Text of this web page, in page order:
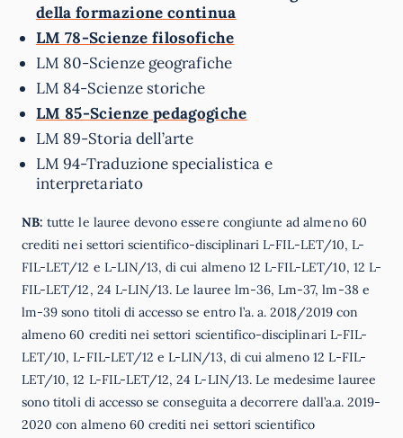
della formazione continua
LM 78-Scienze filosofiche
LM 80-Scienze geografiche
LM 84-Scienze storiche
LM 85-Scienze pedagogiche
LM 89-Storia dell’arte
LM 94-Traduzione specialistica e
interpretariato
NB: tutte le lauree devono essere congiunte ad almeno 60
crediti nei settori scientifico-disciplinari L-FIL-LET/10, L-
FIL-LET/12 e L-LIN/13, di cui almeno 12 L-FIL-LET/10, 12 L-
FIL-LET/12, 24 L-LIN/13. Le lauree lm-36, Lm-37, lm-38 e
lm-39 sono titoli di accesso se entro l’a. a. 2018/2019 con
almeno 60 crediti nei settori scientifico-disciplinari L-FIL-
LET/10, L-FIL-LET/12 e L-LIN/13, di cui almeno 12 L-FIL-
LET/10, 12 L-FIL-LET/12, 24 L-LIN/13. Le medesime lauree
sono titoli di accesso se conseguita a decorrere dall’a.a. 2019-
2020 con almeno 60 crediti nei settori scientifico